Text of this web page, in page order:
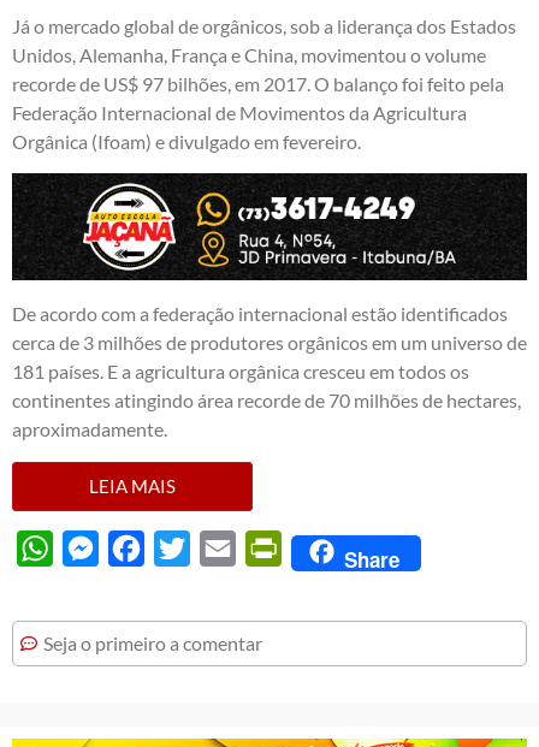
Já o mercado global de orgânicos, sob a liderança dos Estados
Unidos, Alemanha, França e China, movimentou o volume
recorde de US$ 97 bilhões, em 2017. O balanço foi feito pela
Federação Internacional de Movimentos da Agricultura
Orgânica (Ifoam) e divulgado em fevereiro.
De acordo com a federação internacional estão identificados
cerca de 3 milhões de produtores orgânicos em um universo de
181 países. E a agricultura orgânica cresceu em todos os
continentes atingindo área recorde de 70 milhões de hectares,
aproximadamente.
LEIA MAIS
WhatsAppMessengerFacebook
Twitter Email PrintFriendly
Share
Seja o primeiro a comentar